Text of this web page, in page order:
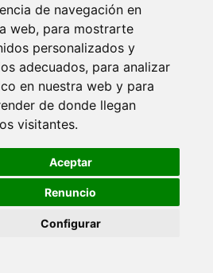
de navegación en
web, para mostrarte
personalizados y
adecuados, para analizar
en nuestra web y para
de donde llegan
visitantes.
Aceptar
Renuncio
Configurar